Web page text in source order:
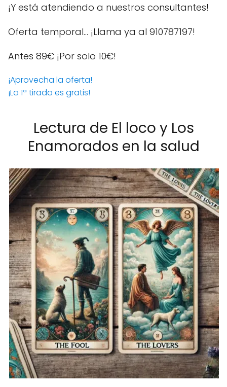
¡Y está atendiendo a nuestros consultantes!
Oferta temporal… ¡Llama ya al 910787197!
Antes 89€ ¡Por solo 10€!
¡Aprovecha la oferta!
¡La 1ª tirada es gratis!
Lectura de El loco y Los
Enamorados en la salud